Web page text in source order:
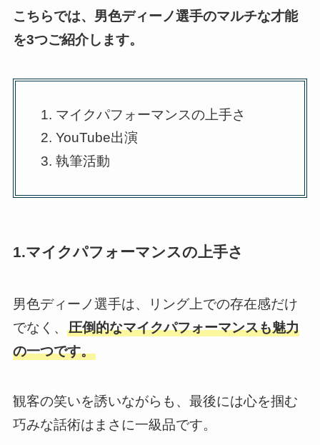
こちらでは、男色ディーノ選手のマルチな才能
を3つご紹介します。
マイクパフォーマンスの上手さ
YouTube出演
執筆活動
1.マイクパフォーマンスの上手さ
男色ディーノ選手は、リング上での存在感だけ
でなく、 圧倒的なマイクパフォーマンスも魅力
の一つです。
観客の笑いを誘いながらも、最後には心を掴む
巧みな話術はまさに一級品です。